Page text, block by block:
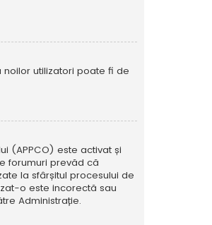
utilizatori poate fi de
(APPCO) este activat și
forumuri prevăd că
la sfârșitul procesului de
o este incorectă sau
Administrație.